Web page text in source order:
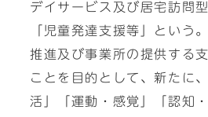
デイサービス及び居宅訪問
「児童発達支援等」という
推進及び事業所の提供する
ことを目的として、新たに
活」「運動・感覚」「認知